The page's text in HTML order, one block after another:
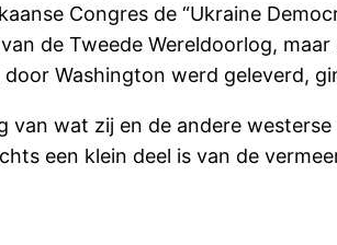
Congres de “Ukraine
de Tweede Wereldoorlog,
Washington werd geleverd,
van wat zij en de andere
een klein deel is van de